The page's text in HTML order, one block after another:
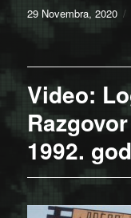
Posted
29 Novembra, 2020
Video:
1992.